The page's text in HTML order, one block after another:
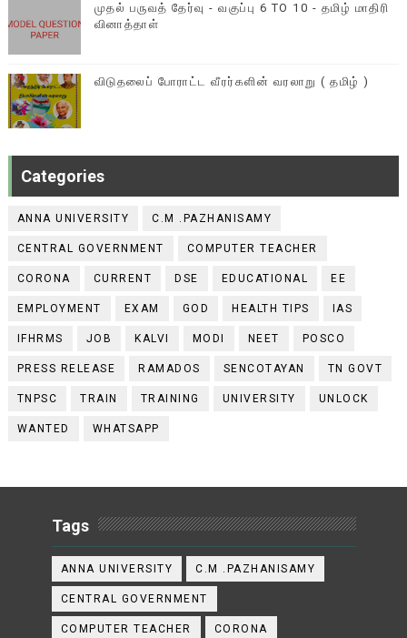
முதல் பருவத் தேர்வு - வகுப்பு 6 TO 10 - தமிழ் மாதிரி
வினாத்தாள்
விடுதலைப் போராட்ட வீரர்களின் வரலாறு ( தமிழ் )
Categories
ANNA UNIVERSITY C.M .PAZHANISAMY
CENTRAL GOVERNMENT COMPUTER TEACHER
CORONA CURRENT DSE EDUCATIONAL EE
EMPLOYMENT EXAM GOD HEALTH TIPS IAS
IFHRMS JOB KALVI MODI NEET POSCO
PRESS RELEASE RAMADOS SENCOTAYAN TN GOVT
TNPSC TRAIN TRAINING UNIVERSITY UNLOCK
WANTED WHATSAPP
Tags
ANNA UNIVERSITY C.M .PAZHANISAMY
CENTRAL GOVERNMENT
COMPUTER TEACHER CORONA